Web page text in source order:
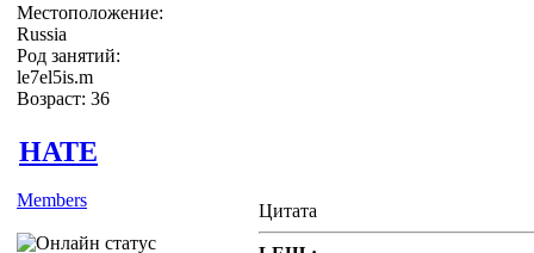
Местоположение:
Russia
Род занятий:
le7el5is.m
Возраст: 36
HATE
Members
Цитата